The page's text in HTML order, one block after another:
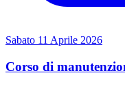
Sabato 11 Aprile 2026
Corso di